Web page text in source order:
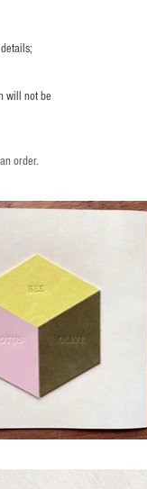
will not be
order.